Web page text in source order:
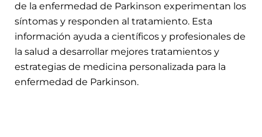
de la enfermedad de Parkinson experimentan los
síntomas y responden al tratamiento. Esta
información ayuda a científicos y profesionales de
la salud a desarrollar mejores tratamientos y
estrategias de medicina personalizada para la
enfermedad de Parkinson.